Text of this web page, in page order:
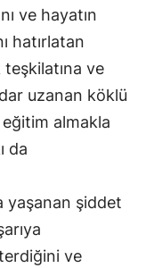
Muğla
Muş
Niğde
Ordu
Rize
Sakarya
ve hayatın
hatırlatan
ve
uzanan köklü
almakla
da
yaşanan şiddet
ve